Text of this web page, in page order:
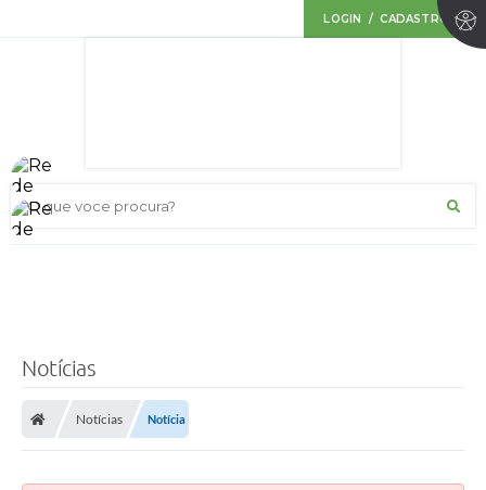
LOGIN / CADASTRO
O que voce procura?
Notícias
Notícias Notícia